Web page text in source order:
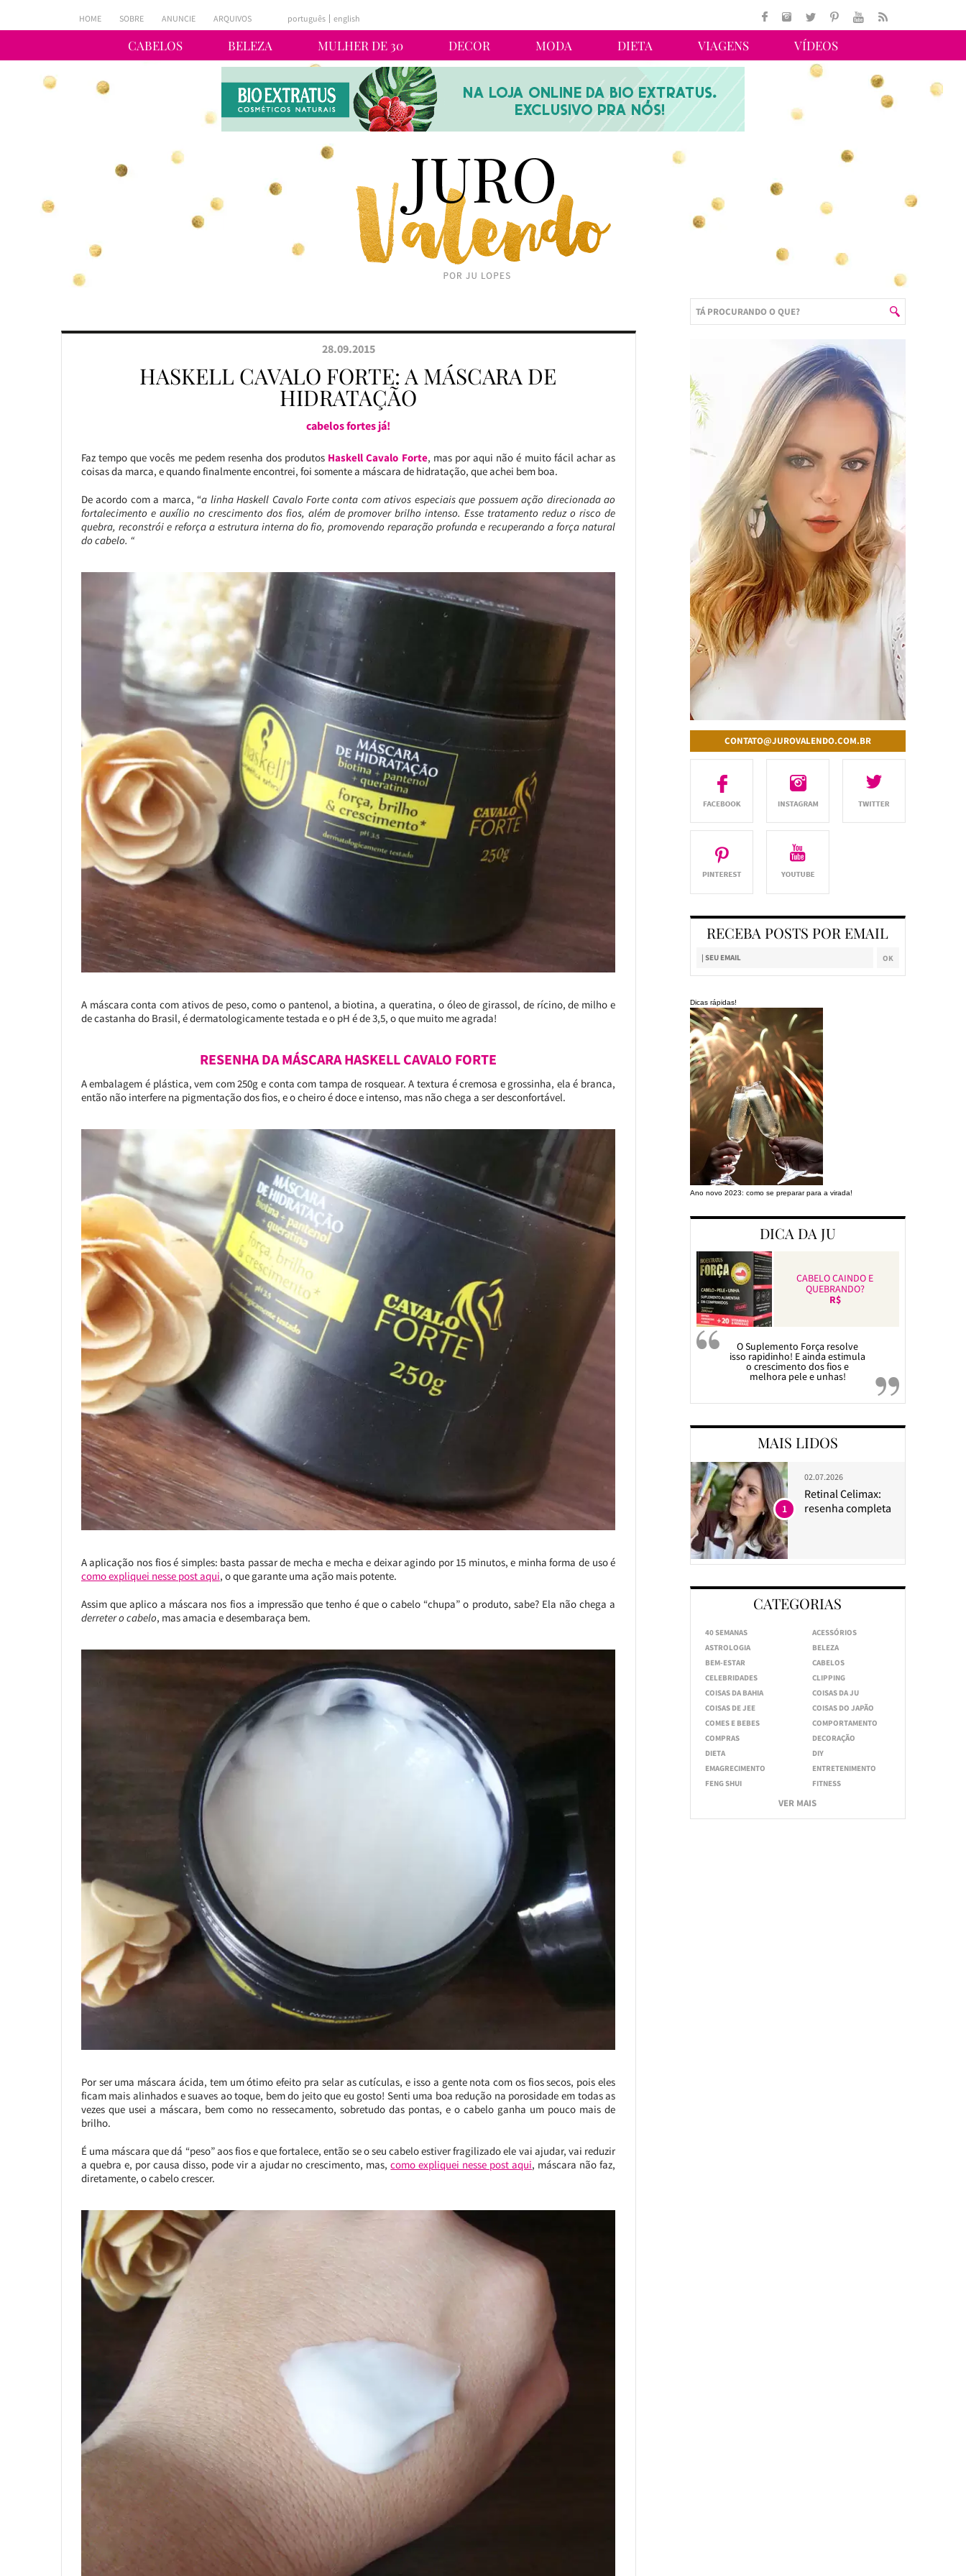
CABELOS BELEZA MULHER DE 30 DECOR MODA DIETA VIAGENS VÍDEOS
HOME SOBRE ANUNCIE ARQUIVOS português english
28.09.2015
HASKELL CAVALO FORTE: A MÁSCARA DE
HIDRATAÇÃO
cabelos fortes já!
Faz tempo que vocês me pedem resenha dos produtos Haskell Cavalo Forte, mas por aqui não é muito fácil achar as
coisas da marca, e quando finalmente encontrei, foi somente a máscara de hidratação, que achei bem boa.
De acordo com a marca, “a linha Haskell Cavalo Forte conta com ativos especiais que possuem ação direcionada ao
fortalecimento e auxílio no crescimento dos fios, além de promover brilho intenso. Esse tratamento reduz o risco de
quebra, reconstrói e reforça a estrutura interna do fio, promovendo reparação profunda e recuperando a força natural
do cabelo. “
A máscara conta com ativos de peso, como o pantenol, a biotina, a queratina, o óleo de girassol, de rícino, de milho e
de castanha do Brasil, é dermatologicamente testada e o pH é de 3,5, o que muito me agrada!
RESENHA DA MÁSCARA HASKELL CAVALO FORTE
A embalagem é plástica, vem com 250g e conta com tampa de rosquear. A textura é cremosa e grossinha, ela é branca,
então não interfere na pigmentação dos fios, e o cheiro é doce e intenso, mas não chega a ser desconfortável.
A aplicação nos fios é simples: basta passar de mecha e mecha e deixar agindo por 15 minutos, e minha forma de uso é
como expliquei nesse post aqui, o que garante uma ação mais potente.
Assim que aplico a máscara nos fios a impressão que tenho é que o cabelo “chupa” o produto, sabe? Ela não chega a
derreter o cabelo, mas amacia e desembaraça bem.
Por ser uma máscara ácida, tem um ótimo efeito pra selar as cutículas, e isso a gente nota com os fios secos, pois eles
ficam mais alinhados e suaves ao toque, bem do jeito que eu gosto! Senti uma boa redução na porosidade em todas as
vezes que usei a máscara, bem como no ressecamento, sobretudo das pontas, e o cabelo ganha um pouco mais de
brilho.
É uma máscara que dá “peso” aos fios e que fortalece, então se o seu cabelo estiver fragilizado ele vai ajudar, vai reduzir
a quebra e, por causa disso, pode vir a ajudar no crescimento, mas,como expliquei nesse post aqui, máscara não faz,
diretamente, o cabelo crescer.
CONTATO@JUROVALENDO.COM.BR
RECEBA POSTS POR EMAIL
Dicas rápidas!
Ano novo 2023: como se preparar para a virada!
DICA DA JU
CABELO CAINDO E
QUEBRANDO?
R$
O Suplemento Força resolve
isso rapidinho! E ainda estimula
o crescimento dos fios e
melhora pele e unhas!
MAIS LIDOS
02.07.2026
Retinal Celimax:
resenha completa
1
CATEGORIAS
40 SEMANAS
ACESSÓRIOS
ASTROLOGIA
BELEZA
BEM-ESTAR
CABELOS
CELEBRIDADES
CLIPPING
COISAS DA BAHIA
COISAS DA JU
COISAS DE JEE
COISAS DO JAPÃO
COMES E BEBES
COMPORTAMENTO
COMPRAS
DECORAÇÃO
DIETA
DIY
EMAGRECIMENTO
ENTRETENIMENTO
FENG SHUI
FITNESS
VER MAIS